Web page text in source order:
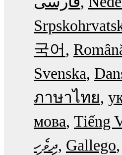
국어
Svenska
ภาษาไทย
мова Tiếng
ދިވެހި Gallego